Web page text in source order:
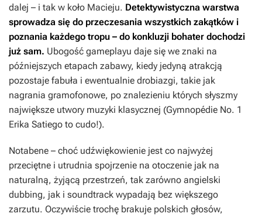
dalej – i tak w koło Macieju. Detektywistyczna warstwa
sprowadza się do przeczesania wszystkich zakątków i
poznania każdego tropu – do konkluzji bohater dochodzi
już sam. Ubogość gameplayu daje się we znaki na
późniejszych etapach zabawy, kiedy jedyną atrakcją
pozostaje fabuła i ewentualnie drobiazgi, takie jak
nagrania gramofonowe, po znalezieniu których słyszmy
największe utwory muzyki klasycznej (Gymnopédie No. 1
Erika Satiego to cudo!).
Notabene – choć udźwiękowienie jest co najwyżej
przeciętne i utrudnia spojrzenie na otoczenie jak na
naturalną, żyjącą przestrzeń, tak zarówno angielski
dubbing, jak i soundtrack wypadają bez większego
zarzutu. Oczywiście trochę brakuje polskich głosów,